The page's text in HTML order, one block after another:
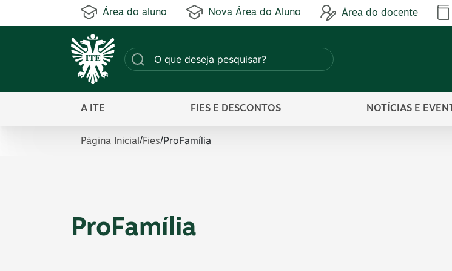
Área do aluno Nova Área do Aluno Área do docente
A ITE FIES E DESCONTOS NOTÍCIAS E
Página Inicial /Fies/ProFamília
ProFamília